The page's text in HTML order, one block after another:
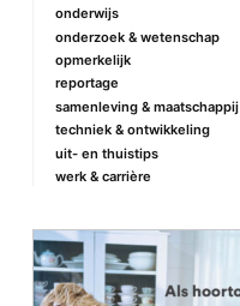
onderwijs
onderzoek & wetenschap
opmerkelijk
reportage
samenleving & maatschappij
techniek & ontwikkeling
uit- en thuistips
werk & carrière